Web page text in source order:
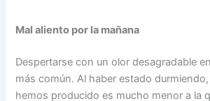
Mal aliento por la mañana
Despertarse con un olor desagradable
más común. Al haber estado
hemos producido es mucho menor a la